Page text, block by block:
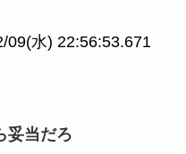
09(水) 22:56:53.671
妥当だろ